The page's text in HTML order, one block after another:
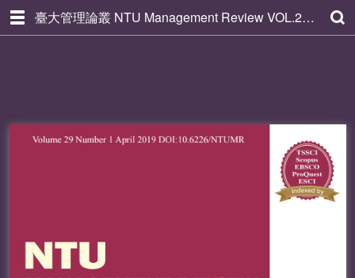
臺大管理論叢 NTU Management Review VOL.29 NO.1